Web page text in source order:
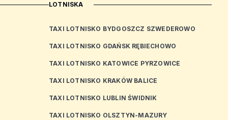
LOTNISKA
TAXI LOTNISKO BYDGOSZCZ SZWEDEROWO
TAXI LOTNISKO GDAŃSK RĘBIECHOWO
TAXI LOTNISKO KATOWICE PYRZOWICE
TAXI LOTNISKO KRAKÓW BALICE
TAXI LOTNISKO LUBLIN ŚWIDNIK
TAXI LOTNISKO OLSZTYN-MAZURY